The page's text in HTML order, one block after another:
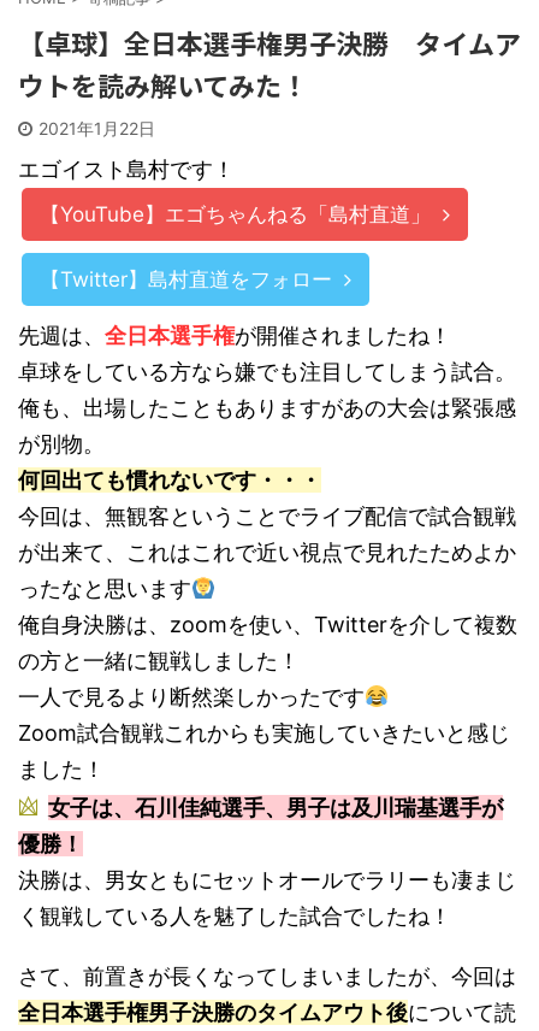
【卓球】全日本選手権男子決勝 タイムア
ウトを読み解いてみた！
2021年1月22日
エゴイスト島村です！
【YouTube】エゴちゃんねる「島村直道」
【Twitter】島村直道をフォロー
先週は、 全日本選手権が開催されましたね！
卓球をしている方なら嫌でも注目してしまう試合。
俺も、出場したこともありますがあの大会は緊張感
が別物。
何回出ても慣れないです・・・
今回は、無観客ということでライブ配信で試合観戦
が出来て、これはこれで近い視点で見れたためよか
ったなと思います
俺自身決勝は、zoomを使い、Twitterを介して複数
の方と一緒に観戦しました！
一人で見るより断然楽しかったです
Zoom試合観戦これからも実施していきたいと感じ
ました！
女子は、石川佳純選手、男子は及川瑞基選手が
優勝！
決勝は、男女ともにセットオールでラリーも凄まじ
く観戦している人を魅了した試合でしたね！
さて、前置きが長くなってしまいましたが、今回は
全日本選手権男子決勝のタイムアウト後について読